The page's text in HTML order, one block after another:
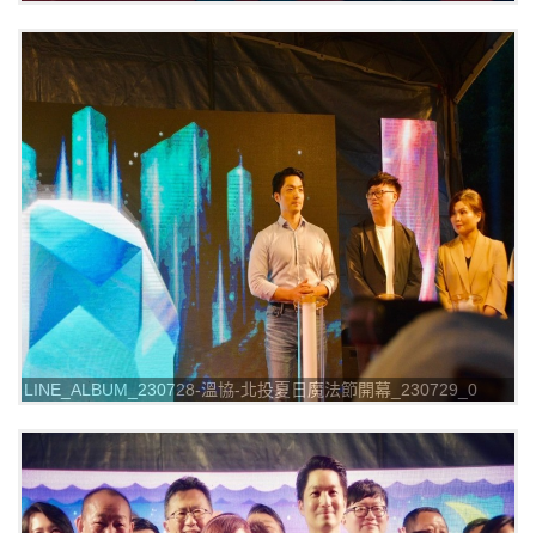
LINE_ALBUM_230728-溫協-北投夏日魔法節開幕_230729_0